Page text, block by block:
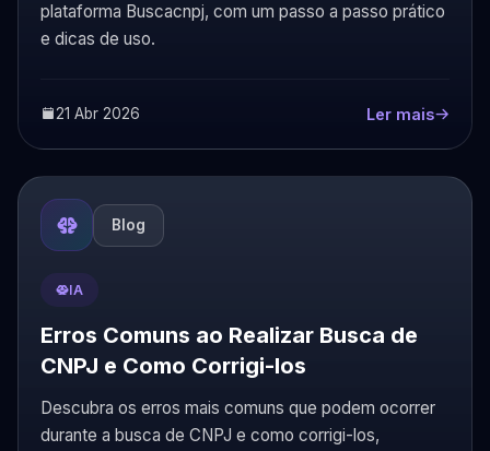
plataforma Buscacnpj, com um passo a passo prático
e dicas de uso.
21 Abr 2026 Ler mais
Blog
IA
Erros Comuns ao Realizar Busca de
CNPJ e Como Corrigi-los
Descubra os erros mais comuns que podem ocorrer
durante a busca de CNPJ e como corrigi-los,